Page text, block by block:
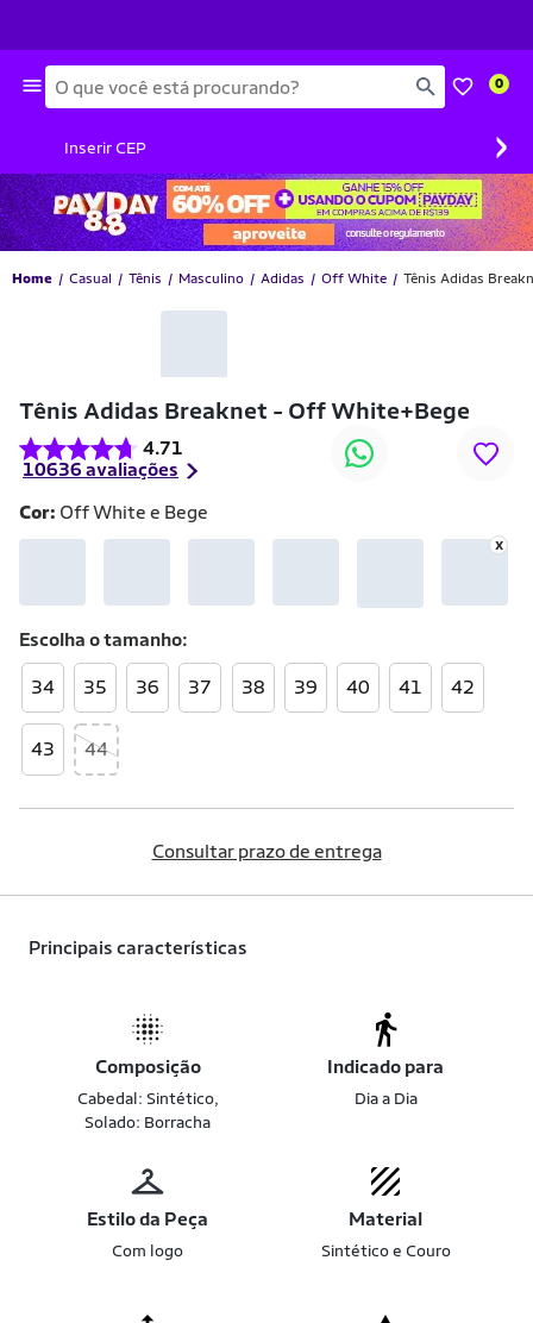
Busca 0
Inserir CEP ›
Home Casual Tênis Masculino Adidas Off White Tênis Adidas
Tênis Adidas Breaknet - Off White+Bege
4.71
10636 avaliações
-42% OFF
Cor: Off White e Bege
Escolha otamanho
34 35 36 37 38 39 40 41 42
43 44
Consultar prazo de entrega
Principais características
Composição
Cabedal: Sintético,
Solado: Borracha
Indicado para
Dia a Dia
Estilo da Peça
Com logo
Material
Sintético e Couro